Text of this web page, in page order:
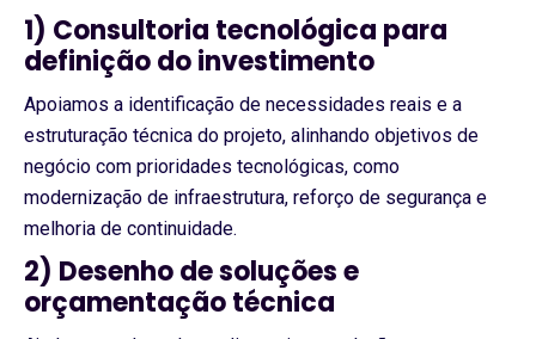
1) Consultoria tecnológica para
definição do investimento
Apoiamos a identificação de necessidades reais e a
estruturação técnica do projeto, alinhando objetivos de
negócio com prioridades tecnológicas, como
modernização de infraestrutura, reforço de segurança e
melhoria de continuidade.
2) Desenho de soluções e
orçamentação técnica